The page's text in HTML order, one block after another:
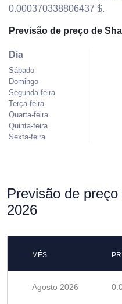
0.000370338806437 $.
Previsão de preço de
Dia
Sábado
Domingo
Segunda-feira
Terça-feira
Quarta-feira
Quinta-feira
Sexta-feira
Previsão de
2026
MÊS
Agosto 2026